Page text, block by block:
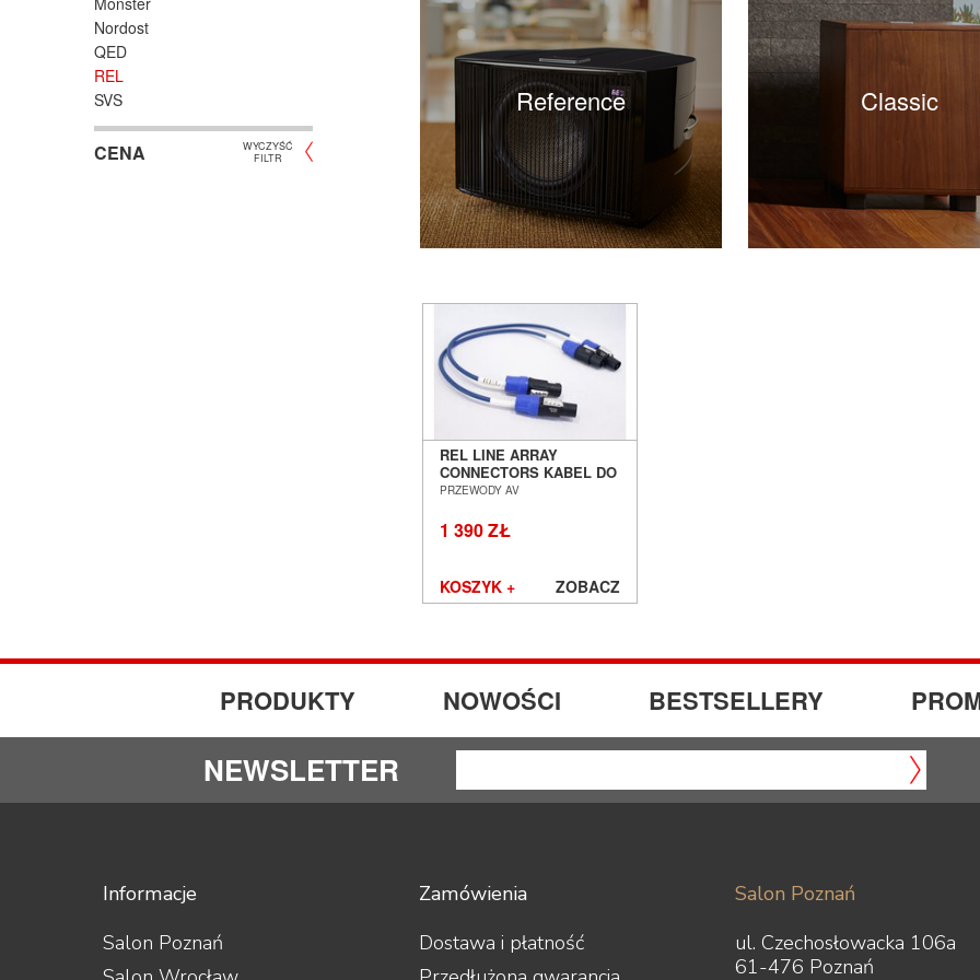
Nordost
QED
REL
SVS
CENA
WYCZYŚĆ
FILTR
Reference Classic
REL LINE ARRAY
CONNECTORS KABEL DO
SUBWOOFERA SALON
PRZEWODY AV
1 390 ZŁ
KOSZYK + ZOBACZ
PRODUKTY NOWOŚCI BESTSELLERY
NEWSLETTER
Informacje
Salon Poznań
Zamówienia
Dostawa i płatność
Salon Poznań
ul. Czechosłowacka 106a
61-476 Poznań